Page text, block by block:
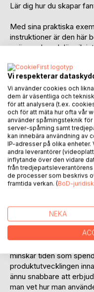
Lär dig hur du skapar
Med sina praktiska
instruktioner är den här
spännande och lärorik
verktyget för att skapa
Målet med boken är att
Master på nolltid.
Boken riktar sig inte
användare på
att hitta massor av
användbara tips och
Alla som vill börja skapa
läsa boken och du
grafikarbete eller AI-
en spännande resa in i
Midjourney låter dig
medier, nyhetsmedier
designers, ingenjörer
minskar tiden som
produktutvecklingen
ännu snabbare att
man vet hur man
Vi respekterar
Vi använder cookies och
dem är väsentliga och
för att analysera (t.ex.
och för att mäta hur ofta vår
använder spårningsteknik
server-spårning samt
kan innebära användning av
IP-adresser på olika enheter.
andra leverantörer
inflytande över den vidare
från
de processer som beskrivs
framtida verkan. (BoD-
NEKA